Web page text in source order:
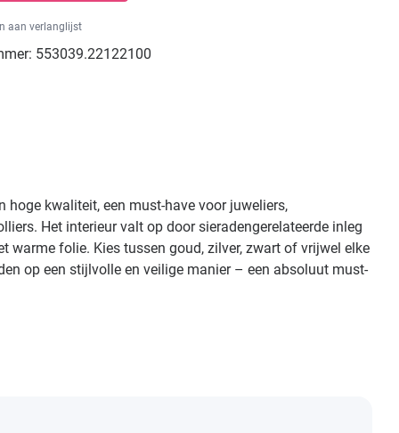
aan verlanglijst
553039.22122100
hoge kwaliteit, een must-have voor juweliers,
Het interieur valt op door sieradengerelateerde inleg
warme folie. Kies tussen goud, zilver, zwart of vrijwel elke
op een stijlvolle en veilige manier – een absoluut must-